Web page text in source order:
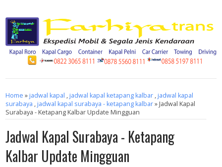
Home »jadwal kapal ,jadwal kapal ketapang kalbar,jadwal kapal
surabaya ,jadwal kapal surabaya - ketapang kalbar» Jadwal Kapal
Surabaya - Ketapang Kalbar Update Mingguan
Jadwal Kapal Surabaya - Ketapang
Kalbar Update Mingguan